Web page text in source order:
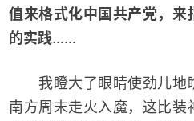
值来格式化中国共产党，来
的实践……
我瞪大了眼睛使劲儿地
南方周末走火入魔，这比装